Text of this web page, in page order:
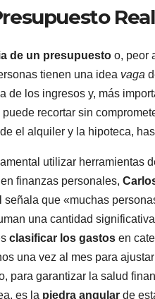
de un presupuesto o, peor
tienen una idea vaga
de los ingresos y, más
recortar sin
el alquiler y la hipoteca,
utilizar
finanzas personales,
señala que «muchas
una cantidad
clasificar los gastos en
una vez al mes para
para garantizar la salud
es la piedra angular de